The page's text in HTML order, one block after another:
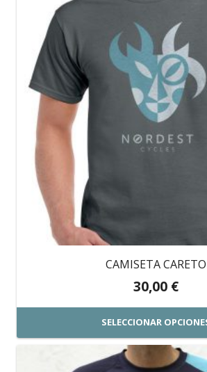
CAMISETA CARETO
30,00 €
SELECCIONAR
Este
producto